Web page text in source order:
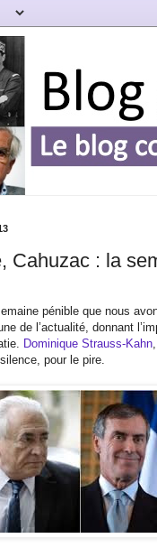
Cahuzac : la
pénible que nous
de l’actualité, donnant
Dominique Strauss-Kahn
pour le pire.